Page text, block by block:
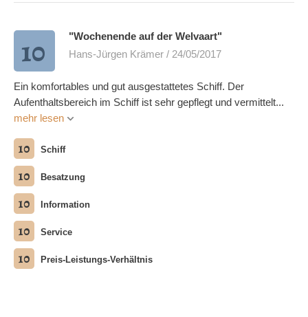
10
"Wochenende auf der Welvaart"
Hans-Jürgen Krämer / 24/05/2017
Ein komfortables und gut ausgestattetes Schiff. Der
Aufenthaltsbereich im Schiff ist sehr gepflegt und vermittelt...
mehr lesen
10 Schiff
10 Besatzung
10 Information
10 Service
10 Preis-Leistungs-Verhältnis